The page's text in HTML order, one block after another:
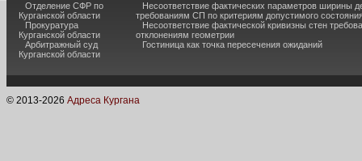
Отделение СФР по
Курганской области
Прокуратура
Курганской области
Арбитражный суд
Курганской области
Несоответствие фактических параметров ширины
требованиям СП по критериям допустимого
Несоответствие фактической кривизны стен
отклонениям геометрии
Гостиница как точка пересечения ожиданий
© 2013-2026 Адреса Кургана